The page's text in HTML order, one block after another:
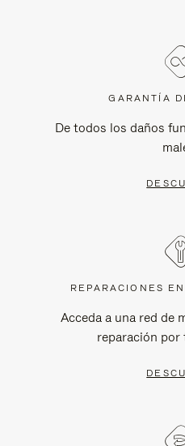
GARANTÍA
De todos los daños
REPARACIONES
Acceda a una red de
reparación por